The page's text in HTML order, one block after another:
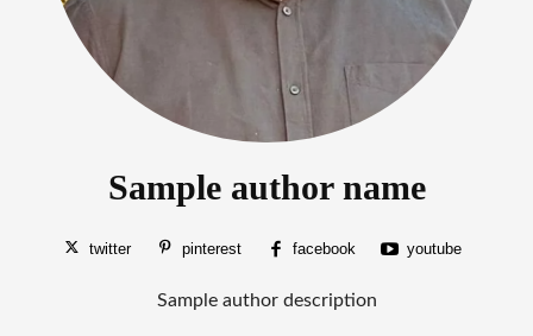
Sample author name
twitter pinterest facebook youtube
Sample author description